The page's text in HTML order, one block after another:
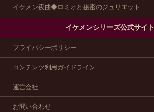
イケメン夜曲◆ロミオと秘密のジュリエット
イケメンシリーズ公式サイト
プライバシーポリシー
コンテンツ利用ガイドライン
運営会社
お問い合わせ